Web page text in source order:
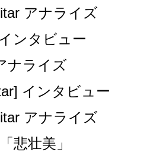
アナライズ
ンタビュー
ナライズ
インタビュー
アナライズ
悲壮美」